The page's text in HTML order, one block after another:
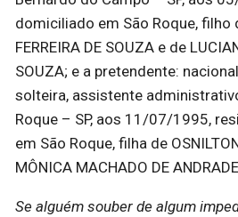
domiciliado em São Roque, filho
FERREIRA DE SOUZA e de
SOUZA; e a pretendente:
solteira, assistente
Roque – SP, aos 11/07/1995,
em São Roque, filha de
MÔNICA MACHADO DE
Se alguém souber de algum